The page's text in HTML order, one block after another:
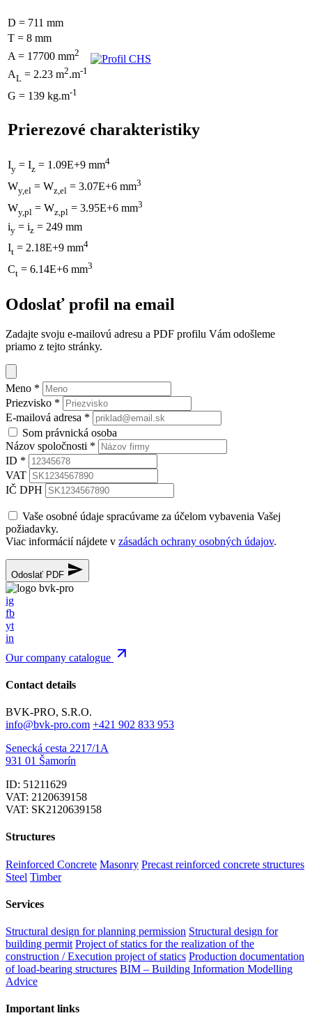
D = 711 mm
T = 8 mm
A = 17700 mm2
AL = 2.23 m2.m-1
G = 139 kg.m-1
Prierezové charakteristiky
Iy = Iz = 1.09E+9 mm4
Wy,el = Wz,el = 3.07E+6 mm3
Wy,pl = Wz,pl = 3.95E+6 mm3
iy = iz = 249 mm
It = 2.18E+9 mm4
Ct = 6.14E+6 mm3
Odoslať profil na email
Zadajte svoju e-mailovú adresu a PDF profilu Vám odošleme
priamo z tejto stránky.
Meno *
Priezvisko *
E-mailová adresa *
Som právnická osoba
Názov spoločnosti *
ID *
VAT
IČ DPH
Vaše osobné údaje spracúvame za účelom vybavenia Vašej
požiadavky.
Viac informácií nájdete v zásadách ochrany osobných údajov.
Odoslať PDF
ig
fb
yt
in
Our company catalogue
Contact details
BVK-PRO, S.R.O.
info@bvk-pro.com +421 902 833 953
Senecká cesta 2217/1A
931 01 Šamorín
ID: 51211629
VAT: 2120639158
VAT: SK2120639158
Structures
Reinforced Concrete Masonry Precast reinforced concrete structures
Steel Timber
Services
Structural design for planning permission Structural design for
building permit Project of statics for the realization of the
construction / Execution project of statics Production documentation
of load-bearing structures BIM – Building Information Modelling
Advice
Important links